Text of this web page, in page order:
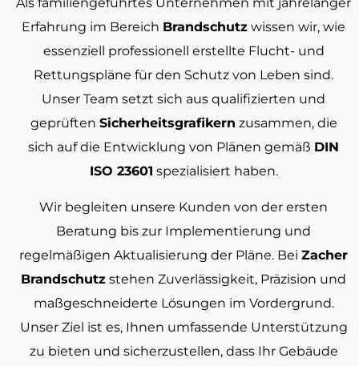
Erfahrung im Bereich Brandschutz wissen wir, wie
essenziell professionell erstellte Flucht- und
Rettungspläne für den Schutz von Leben sind.
Unser Team setzt sich aus qualifizierten und
geprüften Sicherheitsgrafikern zusammen, die
sich auf die Entwicklung von Plänen gemäß DIN
ISO 23601 spezialisiert haben.
Wir begleiten unsere Kunden von der ersten
Beratung bis zur Implementierung und
regelmäßigen Aktualisierung der Pläne. Bei Zacher
Brandschutz stehen Zuverlässigkeit, Präzision und
maßgeschneiderte Lösungen im Vordergrund.
Unser Ziel ist es, Ihnen umfassende Unterstützung
zu bieten und sicherzustellen, dass Ihr Gebäude